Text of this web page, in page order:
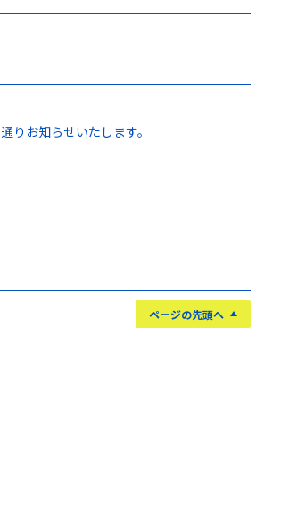
りお知らせいたします。
ページの先頭へ